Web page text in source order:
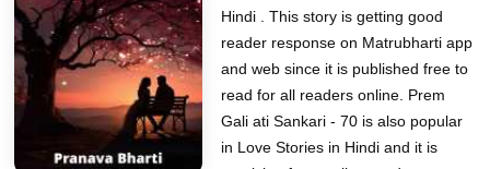
Hindi . This story is getting good
reader response on Matrubharti app
and web since it is published free to
read for all readers online. Prem
Gali ati Sankari - 70 is also popular
in Love Stories in Hindi and it is